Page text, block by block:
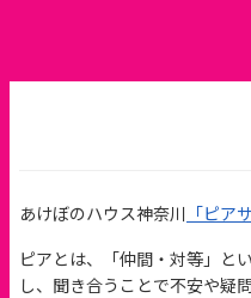
あけぼのハウス神奈川 「ピア
ピアとは、「仲間・対等」と
し、聞き合うことで不安や疑